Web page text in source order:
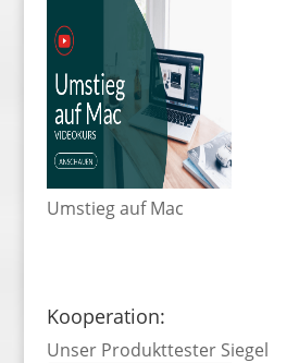
Umstieg auf Mac
Kooperation:
Unser Produkttester Siegel